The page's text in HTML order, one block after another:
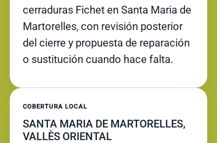
cerraduras Fichet en Santa Maria de
Martorelles, con revisión posterior
del cierre y propuesta de reparación
o sustitución cuando hace falta.
COBERTURA LOCAL
SANTA MARIA DE MARTORELLES,
VALLÈS ORIENTAL